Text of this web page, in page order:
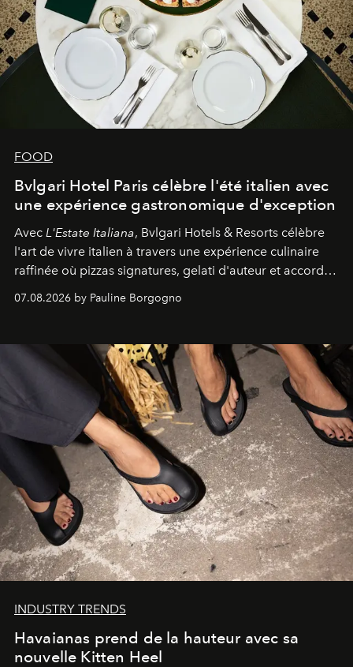
FOOD
Bvlgari Hotel Paris célèbre l'été italien avec
une expérience gastronomique d'exception
Avec L'Estate Italiana, Bvlgari Hotels & Resorts célèbre
l'art de vivre italien à travers une expérience culinaire
raffinée où pizzas signatures, gelati d'auteur et accords
d'exception composent un véritable voyage sensoriel.
07.08.2026 by Pauline Borgogno
INDUSTRY TRENDS
Havaianas prend de la hauteur avec sa
nouvelle Kitten Heel